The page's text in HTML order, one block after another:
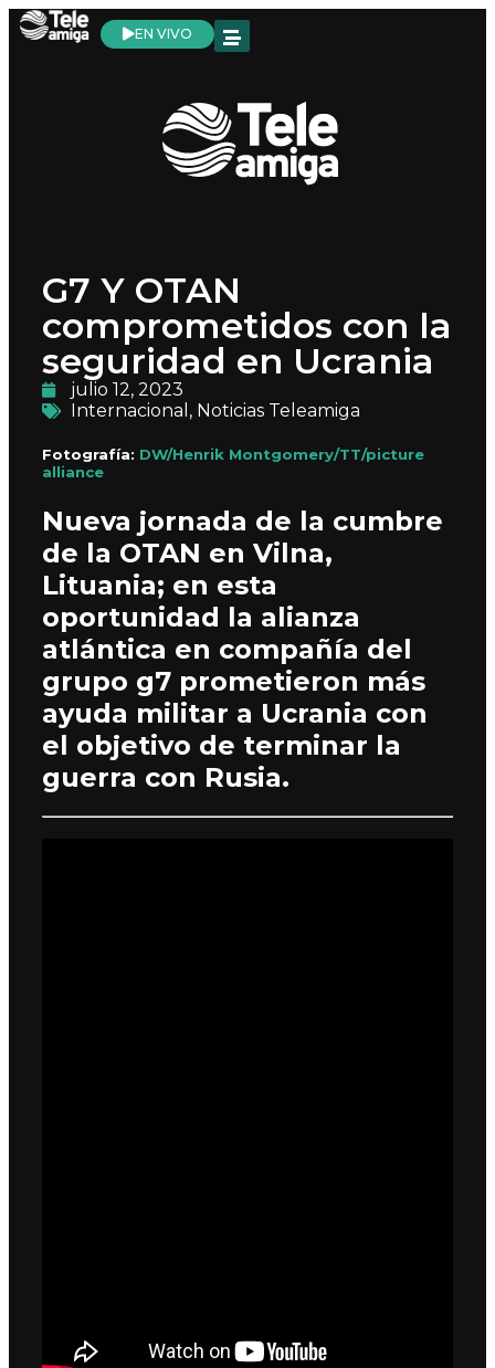
EN VIVO
G7 Y OTAN
comprometidos con la
seguridad en Ucrania
julio 12, 2023
Internacional , Noticias Teleamiga
Fotografía: DW/Henrik Montgomery/TT/picture
alliance
Nueva jornada de la cumbre
de la OTAN en Vilna,
Lituania; en esta
oportunidad la alianza
atlántica en compañía del
grupo g7 prometieron más
ayuda militar a Ucrania con
el objetivo de terminar la
guerra con Rusia.